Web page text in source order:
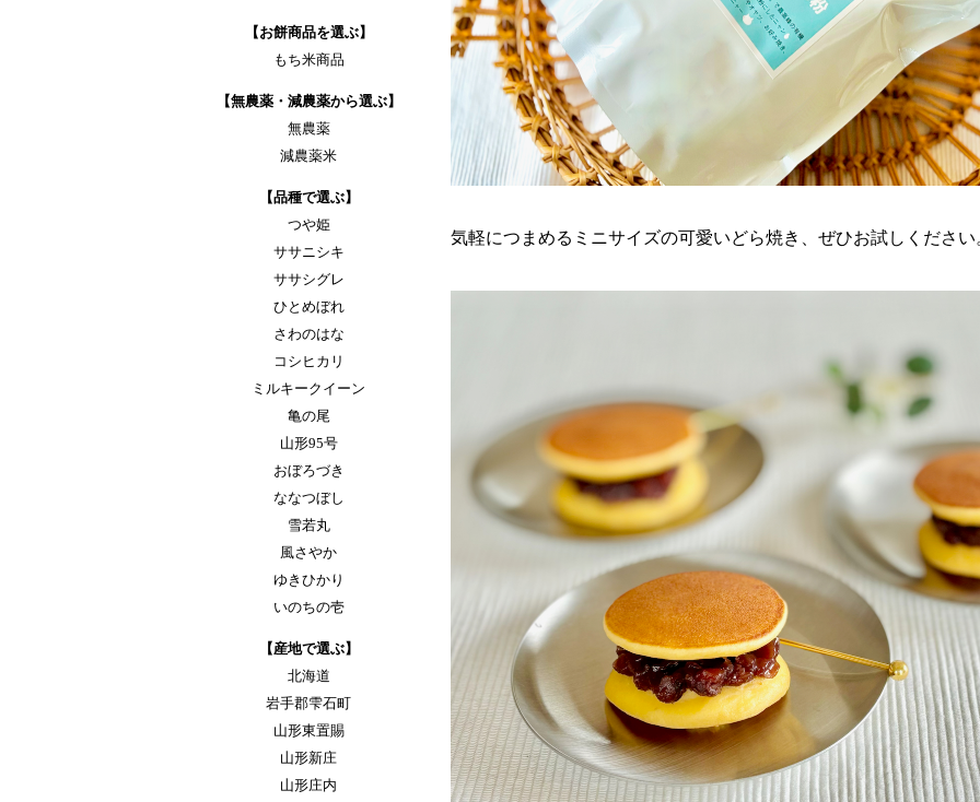
【お餅商品を選ぶ】
もち米商品
【無農薬・減農薬から選ぶ】
無農薬
減農薬米
【品種で選ぶ】
つや姫
ササニシキ
ササシグレ
ひとめぼれ
さわのはな
コシヒカリ
ミルキークイーン
亀の尾
山形95号
おぼろづき
ななつぼし
雪若丸
風さやか
ゆきひかり
いのちの壱
【産地で選ぶ】
北海道
岩手郡雫石町
山形東置賜
山形新庄
山形庄内
気軽につまめるミニサイズの可愛いどら焼き、ぜひお試しください